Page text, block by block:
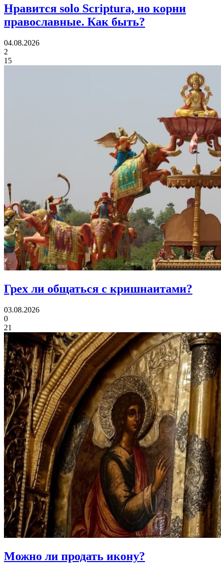
Нравится solo Scriptura, но корни
православные. Как быть?
04.08.2026
2
15
Грех ли общаться с кришнаитами?
03.08.2026
0
21
Можно ли продать икону?